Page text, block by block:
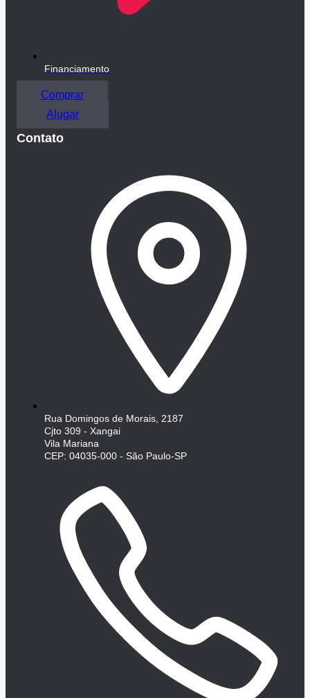
Financiamento
Comprar
Alugar
Contato
Rua Domingos de Morais, 2187
Cjto 309 - Xangai
Vila Mariana
CEP: 04035-000 - São Paulo-SP